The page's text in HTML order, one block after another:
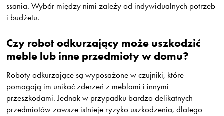
ssania. Wybór między nimi zależy od indywidualnych potrzeb
i budżetu.
Czy robot odkurzający może uszkodzić
meble lub inne przedmioty w domu?
Roboty odkurzające są wyposażone w czujniki, które
pomagają im unikać zderzeń z meblami i innymi
przeszkodami. Jednak w przypadku bardzo delikatnych
przedmiotów zawsze istnieje ryzyko uszkodzenia, dlatego